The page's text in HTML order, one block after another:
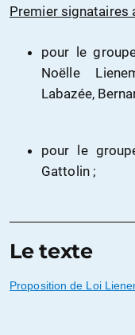
Premier signataires
pour le
Noëlle
Labazée,
pour le
Gattolin ;
Le texte
Proposition de Loi